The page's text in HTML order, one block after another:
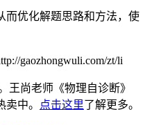
而优化解题思路和方法，使
gaozhongwuli.com/zt/li
王尚老师《物理自诊断》
中。
点击这里了解更多。